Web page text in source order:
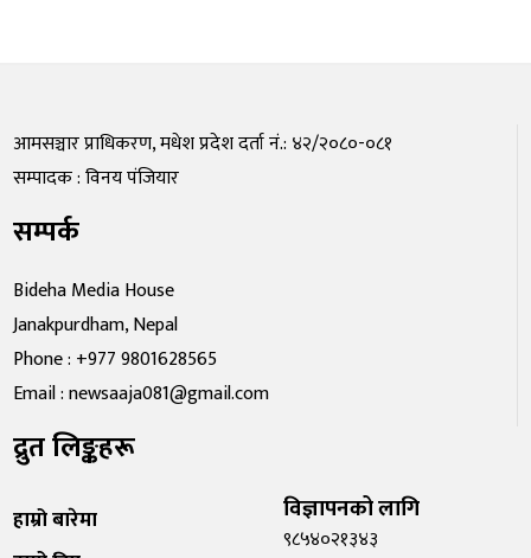
आमसञ्चार प्राधिकरण, मधेश प्रदेश दर्ता नं.: ४२/२०८०-०८१
सम्पादक : विनय पंजियार
सम्पर्क
Bideha Media House
Janakpurdham, Nepal
Phone : +977 9801628565
Email : newsaaja081@gmail.com
द्रुत लिङ्कहरू
हाम्रो बारेमा
विज्ञापनको लागि
९८५४०२१३४३